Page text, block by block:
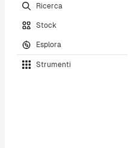
Ricerca
Stock
Esplora
Strumenti